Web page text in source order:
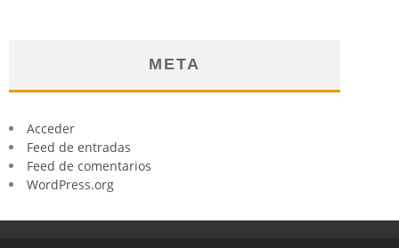
META
Acceder
Feed de entradas
Feed de comentarios
WordPress.org